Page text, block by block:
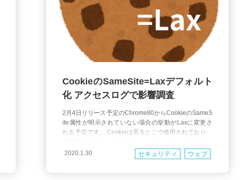
CookieのSameSite=Laxデフォルト
化 アクセスログで影響調査
2月4日リリース予定のChrome80からCookieのSameS
ite属性が明示されていない場合の挙動がLaxに変更さ
れる予定です。 Cookieは至るとこで使用されており、
でしょうか？ 一方でChromeにはFetch Metadataリク
エストヘッダという機能が実装されています。 このヘ
2020.1.30 セキュリティ ウェブ